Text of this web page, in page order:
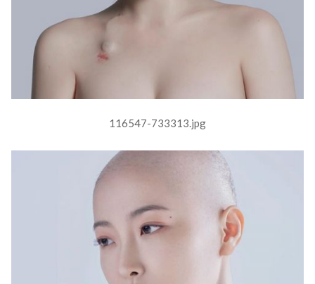
116547-733313.jpg